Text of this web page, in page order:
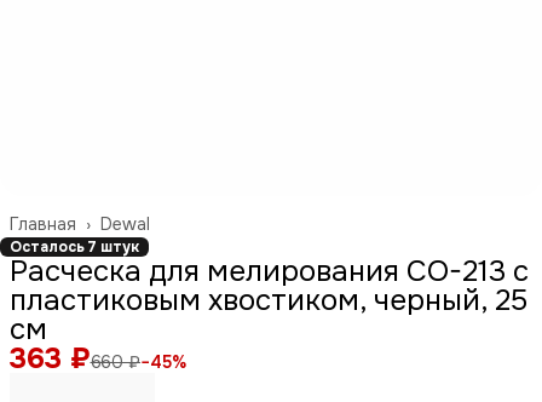
Dewal
Главная ›
Осталось 7 штук
Расческа для мелирования CO-213 с
пластиковым хвостиком, черный, 25
см
363 ₽660 ₽−45%